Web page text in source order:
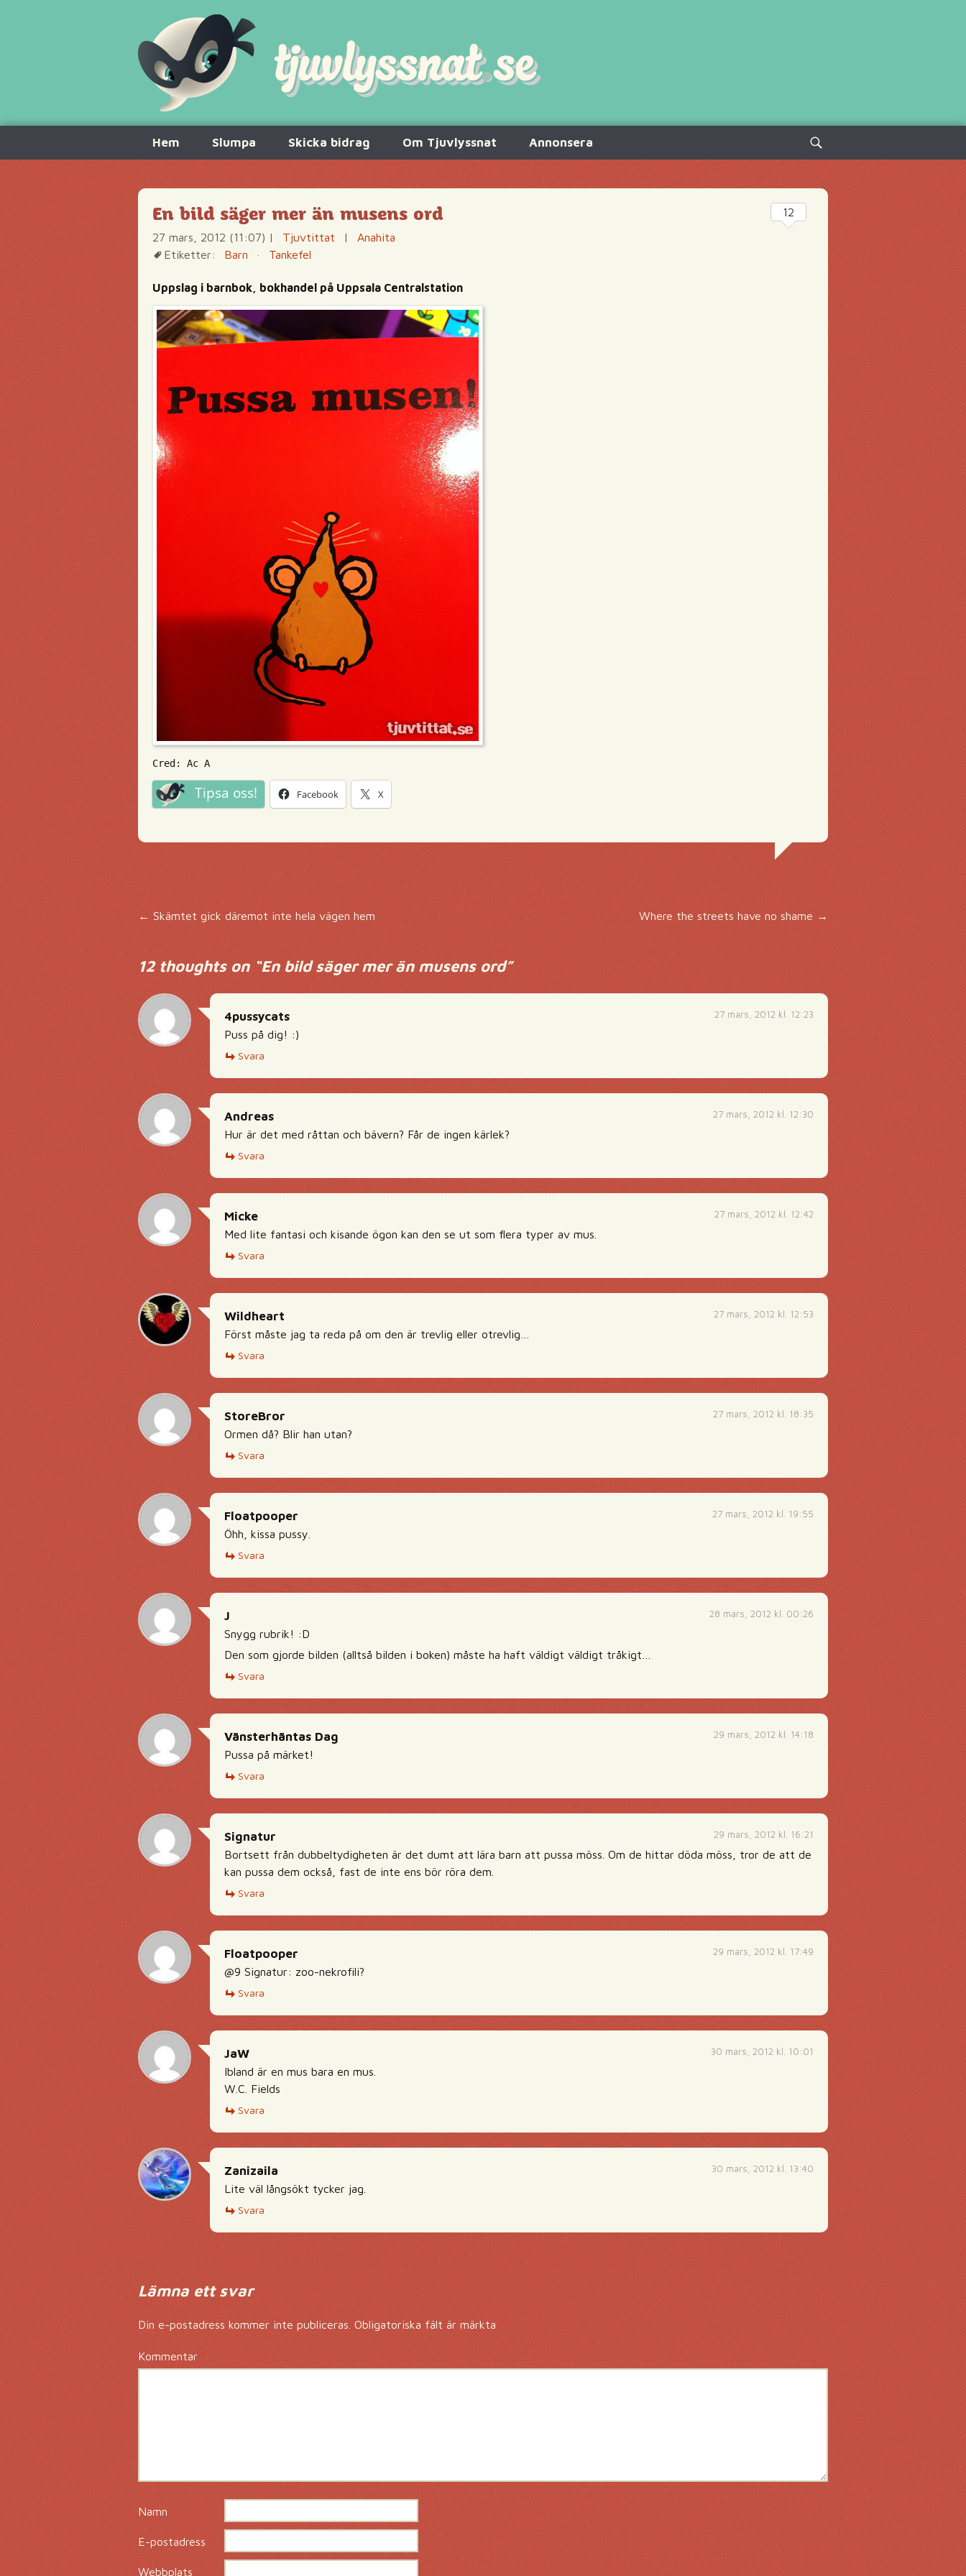
innehåll
Hem Slumpa Skicka bidrag Om Tjuvlyssnat Annonsera
Sök
efter:
En bild säger mer än musens ord
27 mars, 2012 (11:07) | Tjuvtittat |
Anahita
Etiketter:
Barn · Tankefel
Uppslag i barnbok, bokhandel på Uppsala Centralstation
Cred: Ac A
Tipsa oss! Facebook X
12
Inläggsnavigering
← Skämtet gick däremot inte hela vägen hem Where the streets have no shame →
12 thoughts on “En bild säger mer än musens ord”
27 mars, 2012 kl. 12:23
4pussycats
Puss på dig! :)
Svara
27 mars, 2012 kl. 12:30
Andreas
Hur är det med råttan och bävern? Får de ingen kärlek?
Svara
27 mars, 2012 kl. 12:42
Micke
Med lite fantasi och kisande ögon kan den se ut som flera typer av mus.
Svara
27 mars, 2012 kl. 12:53
Wildheart
Först måste jag ta reda på om den är trevlig eller otrevlig…
Svara
27 mars, 2012 kl. 18:35
StoreBror
Ormen då? Blir han utan?
Svara
27 mars, 2012 kl. 19:55
Floatpooper
Öhh, kissa pussy.
Svara
28 mars, 2012 kl. 00:26
J
Snygg rubrik! :D
Den som gjorde bilden (alltså bilden i boken) måste ha haft väldigt väldigt tråkigt…
Svara
29 mars, 2012 kl. 14:18
Vänsterhäntas Dag
Pussa på märket!
Svara
29 mars, 2012 kl. 16:21
Signatur
Bortsett från dubbeltydigheten är det dumt att lära barn att pussa möss. Om de hittar döda möss, tror de att de
kan pussa dem också, fast de inte ens bör röra dem.
Svara
29 mars, 2012 kl. 17:49
Floatpooper
@9 Signatur: zoo-nekrofili?
Svara
30 mars, 2012 kl. 10:01
JaW
Ibland är en mus bara en mus.
W.C. Fields
Svara
30 mars, 2012 kl. 13:40
Zanizaila
Lite väl långsökt tycker jag.
Svara
Lämna ett svar
Din e-postadress kommer inte publiceras. Obligatoriska fält är märkta*
Kommentar *
Namn*
E-postadress*
Webbplats